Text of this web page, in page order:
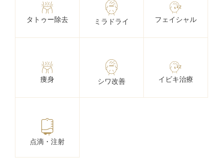
タトゥー除去 ミラドライ フェイシャル
痩身 シワ改善 イビキ治療
点滴・注射